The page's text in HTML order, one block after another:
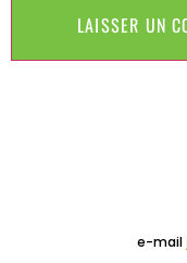
e-mail